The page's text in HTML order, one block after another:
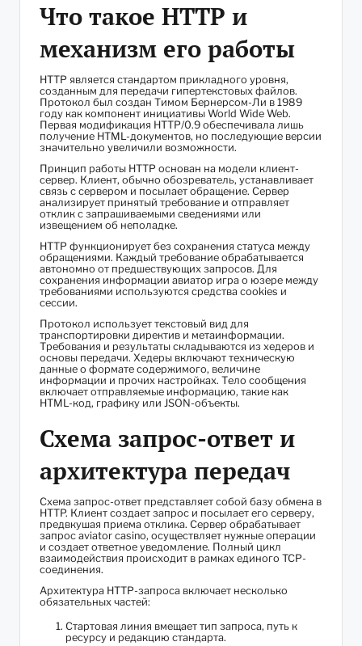
Что такое HTTP и
механизм его работы
HTTP является стандартом прикладного уровня,
созданным для передачи гипертекстовых файлов.
Протокол был создан Тимом Бернерсом-Ли в 1989
году как компонент инициативы World Wide Web.
Первая модификация HTTP/0.9 обеспечивала лишь
получение HTML-документов, но последующие версии
значительно увеличили возможности.
Принцип работы HTTP основан на модели клиент-
сервер. Клиент, обычно обозреватель, устанавливает
связь с сервером и посылает обращение. Сервер
анализирует принятый требование и отправляет
отклик с запрашиваемыми сведениями или
извещением об неполадке.
HTTP функционирует без сохранения статуса между
обращениями. Каждый требование обрабатывается
автономно от предшествующих запросов. Для
сохранения информации авиатор игра о юзере между
требованиями используются средства cookies и
сессии.
Протокол использует текстовый вид для
транспортировки директив и метаинформации.
Требования и результаты складываются из хедеров и
основы передачи. Хедеры включают техническую
данные о формате содержимого, величине
информации и прочих настройках. Тело сообщения
включает отправляемые информацию, такие как
HTML-код, графику или JSON-объекты.
Схема запрос-ответ и
архитектура передач
Схема запрос-ответ представляет собой базу обмена в
HTTP. Клиент создает запрос и посылает его серверу,
предвкушая приема отклика. Сервер обрабатывает
запрос aviator casino, осуществляет нужные операции
и создает ответное уведомление. Полный цикл
взаимодействия происходит в рамках единого TCP-
соединения.
Архитектура HTTP-запроса включает несколько
обязательных частей:
Стартовая линия вмещает тип запроса, путь к
ресурсу и редакцию стандарта.